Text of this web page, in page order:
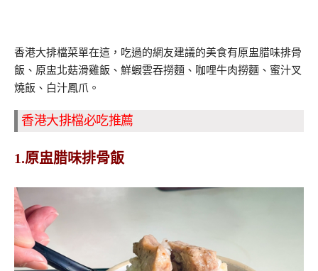
香港大排檔菜單在這，吃過的網友建議的美食有原盅腊味排骨
飯、原盅北菇滑雞飯、鮮蝦雲吞撈麵、咖哩牛肉撈麵、蜜汁叉
燒飯、白汁鳳爪。
香港大排檔必吃推薦
1.原盅腊味排骨飯